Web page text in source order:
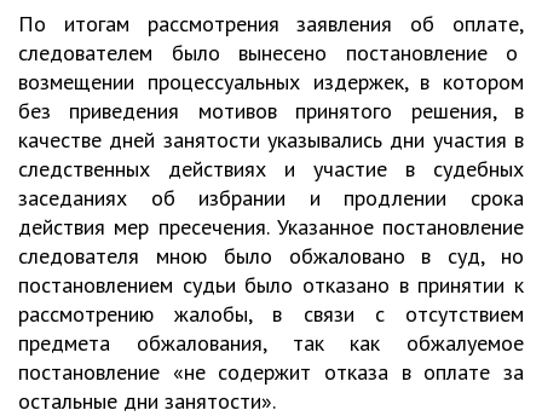
По итогам рассмотрения заявления об оплате,
следователем было вынесено постановление о
возмещении процессуальных издержек, в котором
без приведения мотивов принятого решения, в
качестве дней занятости указывались дни участия в
следственных действиях и участие в судебных
заседаниях об избрании и продлении срока
действия мер пресечения. Указанное постановление
следователя мною было обжаловано в суд, но
постановлением судьи было отказано в принятии к
рассмотрению жалобы, в связи с отсутствием
предмета обжалования, так как обжалуемое
постановление «не содержит отказа в оплате за
остальные дни занятости».